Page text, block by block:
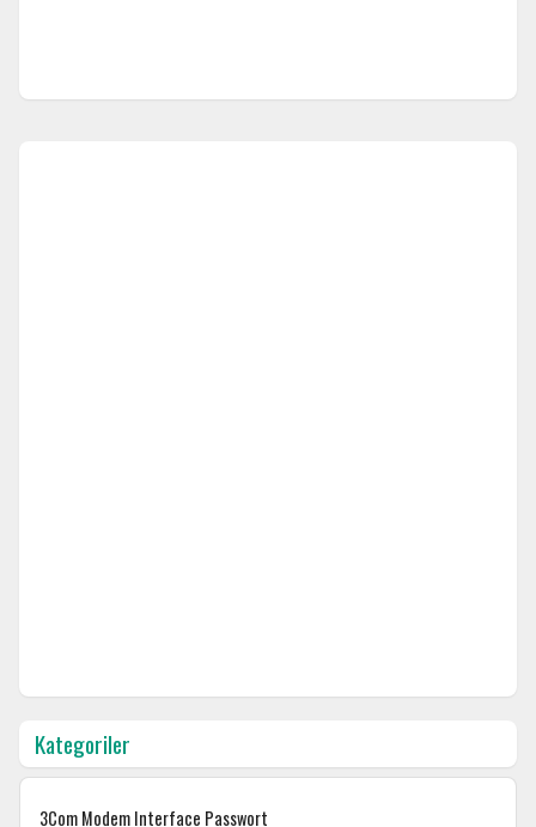
Kategoriler
3Com Modem Interface Passwort